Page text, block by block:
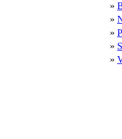
»
»
»
»
»